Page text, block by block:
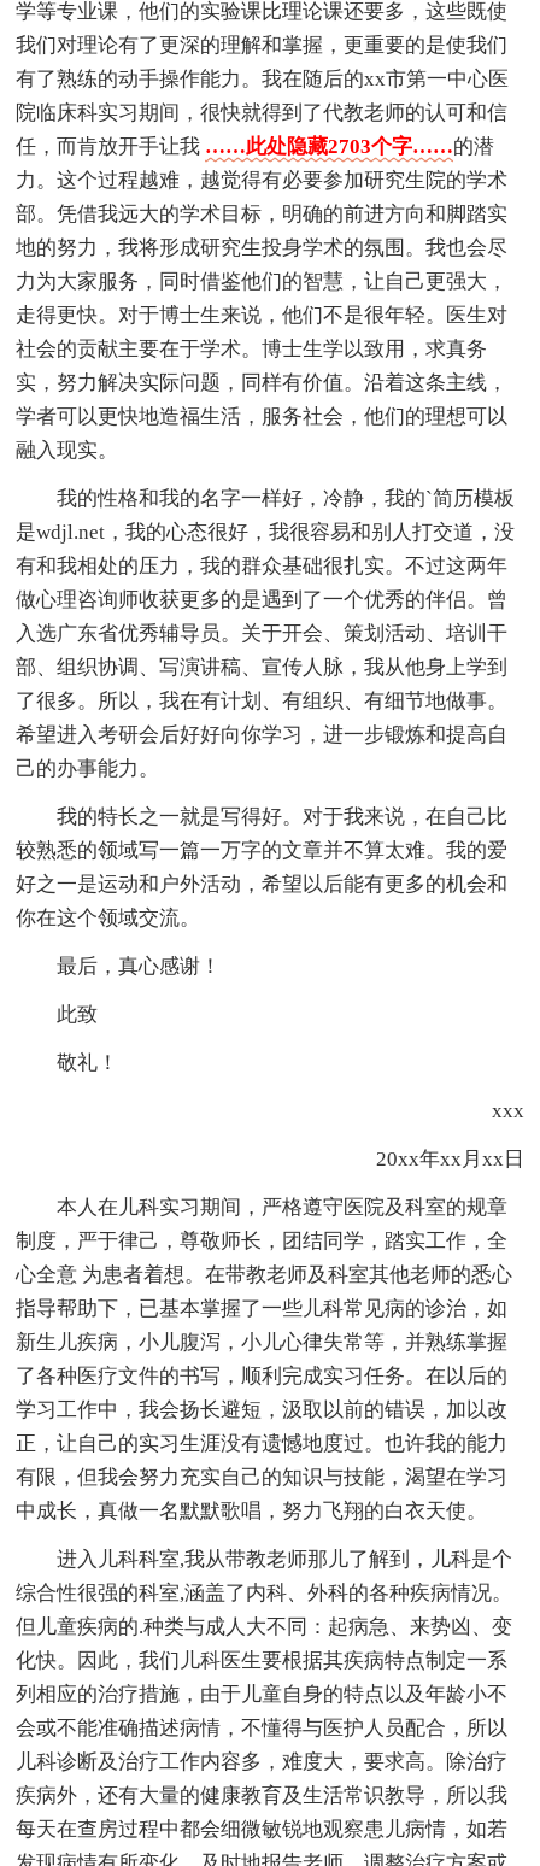
学等专业课，他们的实验课比理论课还要多，这些既使
我们对理论有了更深的理解和掌握，更重要的是使我们
有了熟练的动手操作能力。我在随后的xx市第一中心医
院临床科实习期间，很快就得到了代教老师的认可和信
任，而肯放开手让我 ……此处隐藏2703个字……的潜
力。这个过程越难，越觉得有必要参加研究生院的学术
部。凭借我远大的学术目标，明确的前进方向和脚踏实
地的努力，我将形成研究生投身学术的氛围。我也会尽
力为大家服务，同时借鉴他们的智慧，让自己更强大，
走得更快。对于博士生来说，他们不是很年轻。医生对
社会的贡献主要在于学术。博士生学以致用，求真务
实，努力解决实际问题，同样有价值。沿着这条主线，
学者可以更快地造福生活，服务社会，他们的理想可以
融入现实。
我的性格和我的名字一样好，冷静，我的`简历模板
是wdjl.net，我的心态很好，我很容易和别人打交道，没
有和我相处的压力，我的群众基础很扎实。不过这两年
做心理咨询师收获更多的是遇到了一个优秀的伴侣。曾
入选广东省优秀辅导员。关于开会、策划活动、培训干
部、组织协调、写演讲稿、宣传人脉，我从他身上学到
了很多。所以，我在有计划、有组织、有细节地做事。
希望进入考研会后好好向你学习，进一步锻炼和提高自
己的办事能力。
我的特长之一就是写得好。对于我来说，在自己比
较熟悉的领域写一篇一万字的文章并不算太难。我的爱
好之一是运动和户外活动，希望以后能有更多的机会和
你在这个领域交流。
最后，真心感谢！
此致
敬礼！
xxx
20xx年xx月xx日
本人在儿科实习期间，严格遵守医院及科室的规章
制度，严于律己，尊敬师长，团结同学，踏实工作，全
心全意 为患者着想。在带教老师及科室其他老师的悉心
指导帮助下，已基本掌握了一些儿科常见病的诊治，如
新生儿疾病，小儿腹泻，小儿心律失常等，并熟练掌握
了各种医疗文件的书写，顺利完成实习任务。在以后的
学习工作中，我会扬长避短，汲取以前的错误，加以改
正，让自己的实习生涯没有遗憾地度过。也许我的能力
有限，但我会努力充实自己的知识与技能，渴望在学习
中成长，真做一名默默歌唱，努力飞翔的白衣天使。
进入儿科科室,我从带教老师那儿了解到，儿科是个
综合性很强的科室,涵盖了内科、外科的各种疾病情况。
但儿童疾病的.种类与成人大不同：起病急、来势凶、变
化快。因此，我们儿科医生要根据其疾病特点制定一系
列相应的治疗措施，由于儿童自身的特点以及年龄小不
会或不能准确描述病情，不懂得与医护人员配合，所以
儿科诊断及治疗工作内容多，难度大，要求高。除治疗
疾病外，还有大量的健康教育及生活常识教导，所以我
每天在查房过程中都会细微敏锐地观察患儿病情，如若